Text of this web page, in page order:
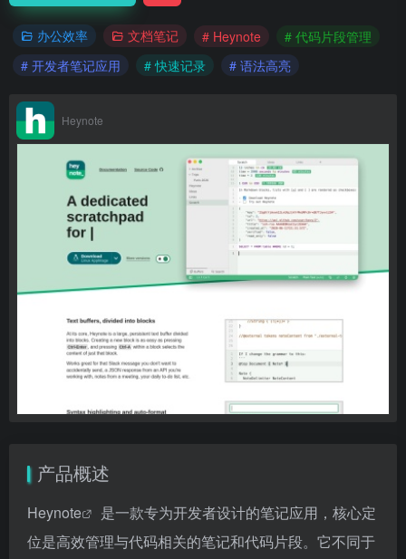
办公效率 文档笔记 # Heynote
# 代码片段管理
# 开发者笔记应用
# 快速记录 # 语法高亮
Heynote
产品概述
Heynote
是一款专为开发者设计的笔记应用，核心定
位是高效管理与代码相关的笔记和代码片段。它不同于